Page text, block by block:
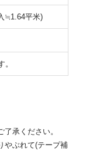
≒1.64平米)
。
承ください。
やぶれて(テープ補